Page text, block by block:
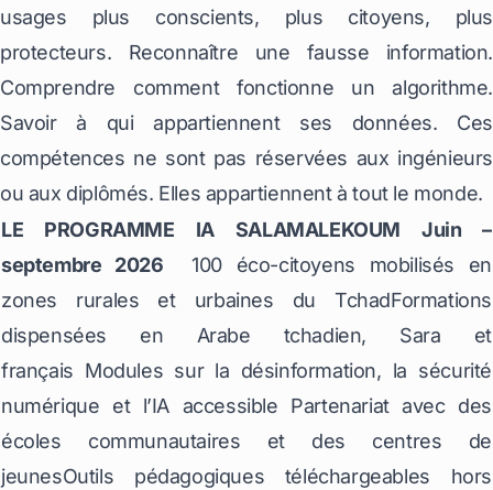
usages plus conscients, plus citoyens, plus
protecteurs. Reconnaître une fausse information.
Comprendre comment fonctionne un algorithme.
Savoir à qui appartiennent ses données. Ces
compétences ne sont pas réservées aux ingénieurs
ou aux diplômés. Elles appartiennent à tout le monde.
LE PROGRAMME IA SALAMALEKOUM Juin –
septembre 2026 100 éco-citoyens mobilisés en
zones rurales et urbaines du TchadFormations
dispensées en Arabe tchadien, Sara et
français Modules sur la désinformation, la sécurité
numérique et l’IA accessible Partenariat avec des
écoles communautaires et des centres de
jeunesOutils pédagogiques téléchargeables hors